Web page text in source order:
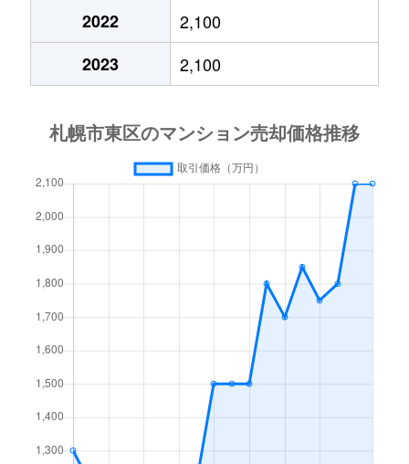
北１５条東
2,100万円
北１５条東
3,000万円
北１７条東
環状通東
2,700万円 環状通東
北１８条東
北１９条東
350万円 北18条
北１９条東
北18条
北18条
北２０条東
2,200万円 北18条
北２０条東
1,600万円
2022
2,100
2023
2,100